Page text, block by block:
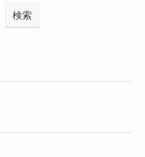
検索